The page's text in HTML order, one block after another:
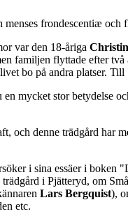
menses frondescentiæ och
var den 18-åriga
familjen flyttade efter
bo på andra platser.
mycket stor betydelse
och denne trädgård
i sina essäer i
i Pjätteryd, om
Lars Bergquist),
etc.